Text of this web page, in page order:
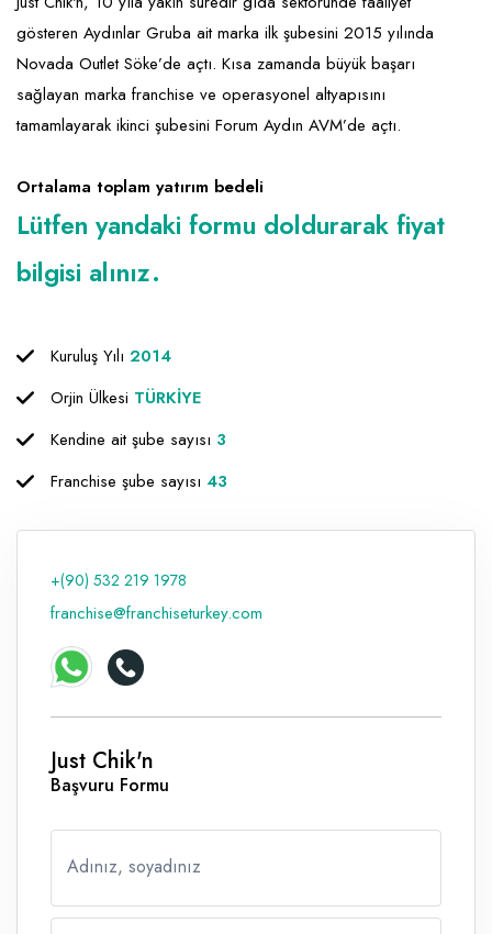
Ev Hizmetleri
Sağlık Güzellik
Turizm - Eğlence
Market FMGC - Katlı Mağaza
Mobilya ve Ev Tekstili
Oyuncak ve Hediyelik
Takı
Yapı Malzemesi - Hırdavat
Gayrimenkul
Gıda ve Sarf Malzemeleri
Güvenlik - Temizlik
Giyim - Aksesuar
Hukuk - Marka - Patent ve Tercüme
Isıtma - Soğutma ve Havalandırma
Mali Kayıt ve Denetim
Matbaa - Fotoğraf
Mobilya Dekorasyon
Proje - İnşaat ve Tesisat
Raf ve Depo Sistemleri
Reklam - Tanıtım - PR ve İnternet
Seyahat - Rent A Car
Tabela - Dijital Baskı
gösteren Aydınlar Gruba ait marka ilk şubesini 2015 yılında
Novada Outlet Söke’de açtı. Kısa zamanda büyük başarı
sağlayan marka franchise ve operasyonel altyapısını
tamamlayarak ikinci şubesini Forum Aydın AVM’de açtı.
Ortalama toplam yatırım bedeli
Lütfen yandaki formu doldurarak fiyat
bilgisi alınız.
Kuruluş Yılı 2014
Orjin Ülkesi TÜRKİYE
Kendine ait şube sayısı 3
Franchise şube sayısı 43
+(90) 532 219 1978
franchise@franchiseturkey.com
Just Chik'n
Başvuru Formu
Adınız, soyadınız